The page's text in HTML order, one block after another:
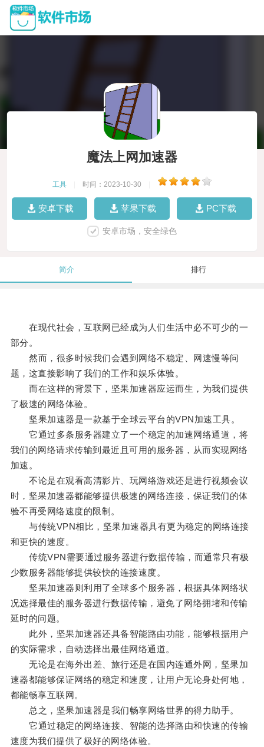
魔法上网加速器
工具 时间：2023-10-30
安卓下载 苹果下载 PC下载
安卓市场，安全绿色
简介 排行
在现代社会，互联网已经成为人们生活中必不可少的一
部分。
然而，很多时候我们会遇到网络不稳定、网速慢等问
题，这直接影响了我们的工作和娱乐体验。
而在这样的背景下，坚果加速器应运而生，为我们提供
了极速的网络体验。
坚果加速器是一款基于全球云平台的VPN加速工具。
它通过多条服务器建立了一个稳定的加速网络通道，将
我们的网络请求传输到最近且可用的服务器，从而实现网络
加速。
不论是在观看高清影片、玩网络游戏还是进行视频会议
时，坚果加速器都能够提供极速的网络连接，保证我们的体
验不再受网络速度的限制。
与传统VPN相比，坚果加速器具有更为稳定的网络连接
和更快的速度。
传统VPN需要通过服务器进行数据传输，而通常只有极
少数服务器能够提供较快的连接速度。
坚果加速器则利用了全球多个服务器，根据具体网络状
况选择最佳的服务器进行数据传输，避免了网络拥堵和传输
延时的问题。
此外，坚果加速器还具备智能路由功能，能够根据用户
的实际需求，自动选择出最佳网络通道。
无论是在海外出差、旅行还是在国内连通外网，坚果加
速器都能够保证网络的稳定和速度，让用户无论身处何地，
都能畅享互联网。
总之，坚果加速器是我们畅享网络世界的得力助手。
它通过稳定的网络连接、智能的选择路由和快速的传输
速度为我们提供了极好的网络体验。